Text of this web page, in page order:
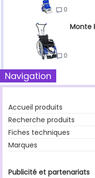
0
Monte
0
Navigation
Accueil produits
Recherche produits
Fiches techniques
Marques
Publicité et partenariats